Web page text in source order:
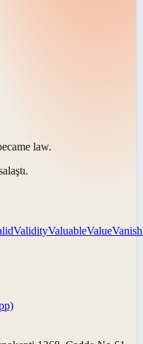
law.
ValidityValuableValueVanish